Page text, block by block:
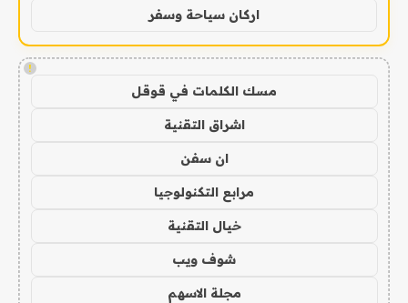
اركان سياحة وسفر
!
مسك الكلمات في قوقل
اشراق التقنية
ان سفن
مرابع التكنولوجيا
خيال التقنية
شوف ويب
مجلة الاسهم